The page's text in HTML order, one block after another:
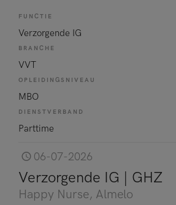
FUNCTIE
Verzorgende IG
BRANCHE
VVT
OPLEIDINGSNIVEAU
MBO
DIENSTVERBAND
Parttime
06-07-2026
Verzorgende IG | GHZ
Happy Nurse, Almelo